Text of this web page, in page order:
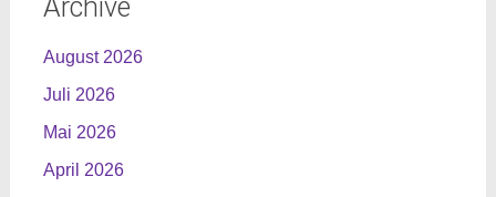
Archive
August 2026
Juli 2026
Mai 2026
April 2026